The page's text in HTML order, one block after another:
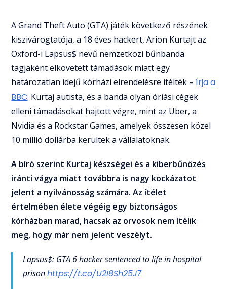
A Grand Theft Auto (GTA) játék következő részének
kiszivárogtatója, a 18 éves hackert, Arion Kurtajt az
Oxford-i Lapsus$ nevű nemzetközi bűnbanda
tagjaként elkövetett támadások miatt egy
határozatlan idejű kórházi elrendelésre ítélték –írja a
BBC. Kurtaj autista, és a banda olyan óriási cégek
elleni támadásokat hajtott végre, mint az Uber, a
Nvidia és a Rockstar Games, amelyek összesen közel
10 millió dollárba kerültek a vállalatoknak.
A bíró szerint Kurtaj készségei és a kiberbűnözés
iránti vágya miatt továbbra is nagy kockázatot
jelent a nyilvánosság számára. Az ítélet
értelmében élete végéig egy biztonságos
kórházban marad, hacsak az orvosok nem ítélik
meg, hogy már nem jelent veszélyt.
Lapsus$: GTA 6 hacker sentenced to life in hospital
prisonhttps://t.co/U2I8Sh25J7